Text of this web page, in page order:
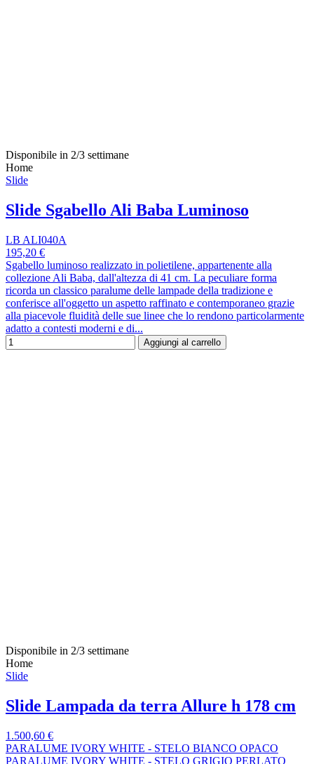
Disponibile in 2/3 settimane
Home
Slide
Slide Sgabello Ali Baba Luminoso
LB ALI040A
195,20 €
Sgabello luminoso realizzato in polietilene, appartenente alla
collezione Ali Baba, dall'altezza di 41 cm. La peculiare forma
ricorda un classico paralume delle lampade della tradizione e
conferisce all'oggetto un aspetto raffinato e contemporaneo grazie
alla piacevole fluidità delle sue linee che lo rendono particolarmente
adatto a contesti moderni e di...
Aggiungi al carrello
Disponibile in 2/3 settimane
Home
Slide
Slide Lampada da terra Allure h 178 cm
1.500,60 €
PARALUME IVORY WHITE - STELO BIANCO OPACO
PARALUME IVORY WHITE - STELO GRIGIO PERLATO